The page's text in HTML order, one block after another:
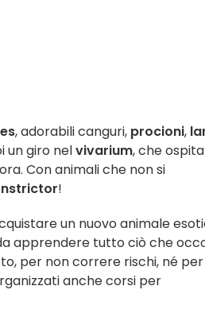
, adorabili canguri, procioni,
un giro nelvivarium, che ospita
Con animali che non si
!
un nuovo animale
apprendere tutto ciò che
per non correre rischi, né
anche corsi per